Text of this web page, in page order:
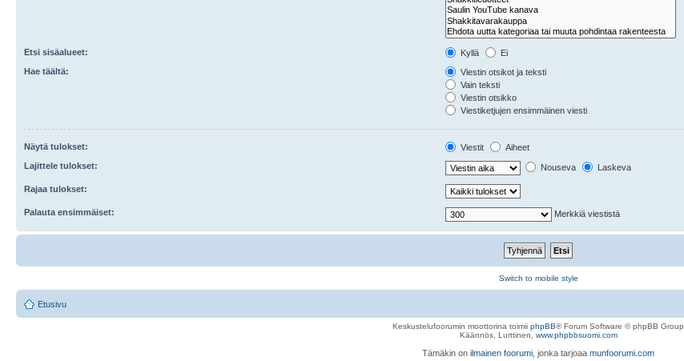
Etsi sisäalueet: Kyllä
Ei
Hae täältä:
Viestin otsikot ja teksti
Vain teksti
Viestin otsikko
Viestiketjujen ensimmäinen viesti
Näytä tulokset: Viestit
Aiheet
Lajittele tulokset:
Nouseva Laskeva
Rajaa tulokset:
Palauta ensimmäiset: Merkkiä viestistä
Switch to mobile style
Etusivu
Keskustelufoorumin moottorina toimii phpBB® Forum Software © phpBB Group
Käännös, Lurttinen, www.phpbbsuomi.com
Tämäkin on ilmainen foorumi , jonka tarjoaa munfoorumi.com